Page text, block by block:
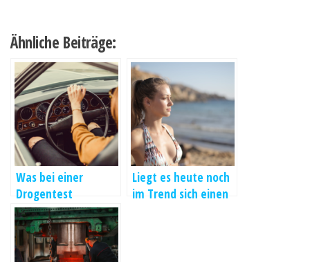
Ähnliche Beiträge:
Was bei einer
Drogentest
Haaranalyse
berücksichtigt
werden muss
Liegt es heute noch
im Trend sich einen